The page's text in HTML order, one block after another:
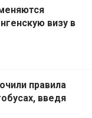
визу в
правила
введя